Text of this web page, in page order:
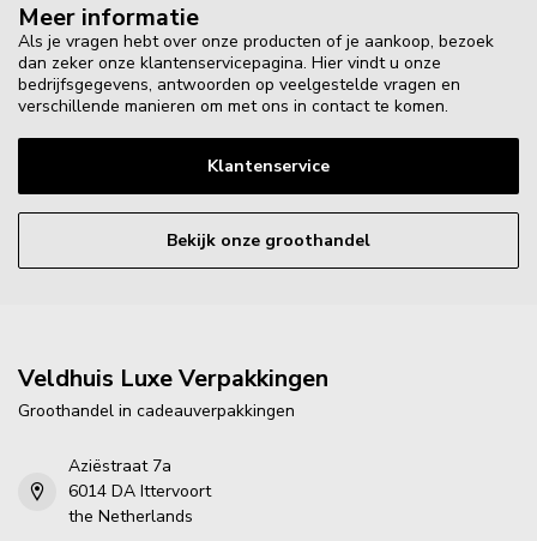
Meer informatie
Als je vragen hebt over onze producten of je aankoop, bezoek
dan zeker onze klantenservicepagina. Hier vindt u onze
bedrijfsgegevens, antwoorden op veelgestelde vragen en
verschillende manieren om met ons in contact te komen.
Klantenservice
Bekijk onze groothandel
Veldhuis Luxe Verpakkingen
Groothandel in cadeauverpakkingen
Aziëstraat 7a
6014 DA Ittervoort
the Netherlands